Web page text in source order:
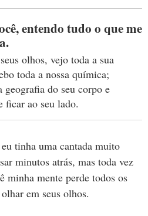
entendo tudo o que me
olhos, vejo toda a sua
toda a nossa química;
geografia do seu corpo e
ficar ao seu lado.
tinha uma cantada muito
minutos atrás, mas toda vez
minha mente perde todos os
em seus olhos.